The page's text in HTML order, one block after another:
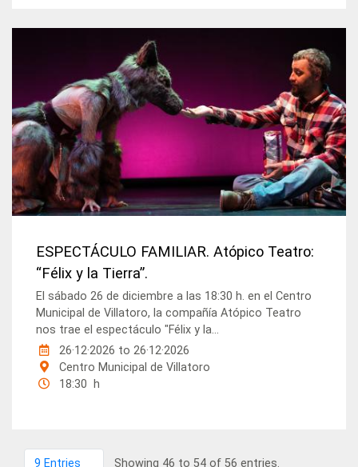
ESPECTÁCULO FAMILIAR. Atópico Teatro:
“Félix y la Tierra”.
El sábado 26 de diciembre a las 18:30 h. en el Centro
Municipal de Villatoro, la compañía Atópico Teatro
nos trae el espectáculo "Félix y la...
26·12·2026 to26·12·2026
Centro Municipal de Villatoro
18:30 h
9 Entries Showing 46 to 54 of 56 entries.